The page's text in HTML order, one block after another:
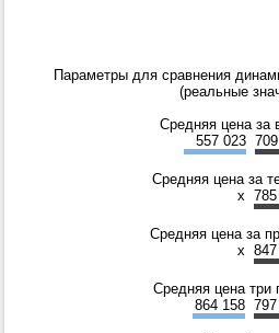
Параметры для сравнения
(реальные
Средняя цена за
557 023
Средняя цена за
x
Средняя цена за
x
Средняя цена три
864 158